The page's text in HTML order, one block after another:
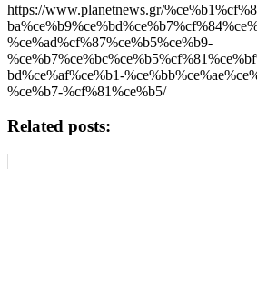
https://www.planetnews.gr/
%ce%ad%cf%87%ce%b5%ce%b9-
bd%ce%af%ce%b1-
%ce%b7-%cf%81%ce%b5/
Related posts: